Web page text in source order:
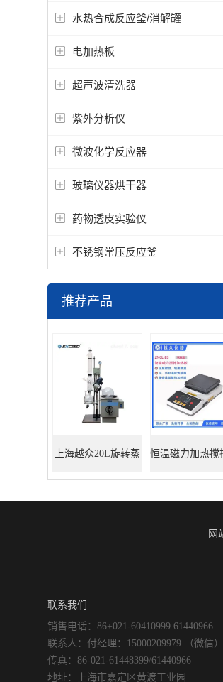
水热合成反应釜/消解罐
电加热板
超声波清洗器
紫外分析仪
微波化学反应器
玻璃仪器烘干器
药物透皮实验仪
不锈钢常压反应釜
推荐产品
上海越众20L旋转蒸 恒温磁力加热搅
网
联系我们
销售电话：86+021-60410999 61440966
联系人：付经理：15000209979 （微信
传真：86-021-61448399/61440966
地址：上海市嘉定区黄渡工业园